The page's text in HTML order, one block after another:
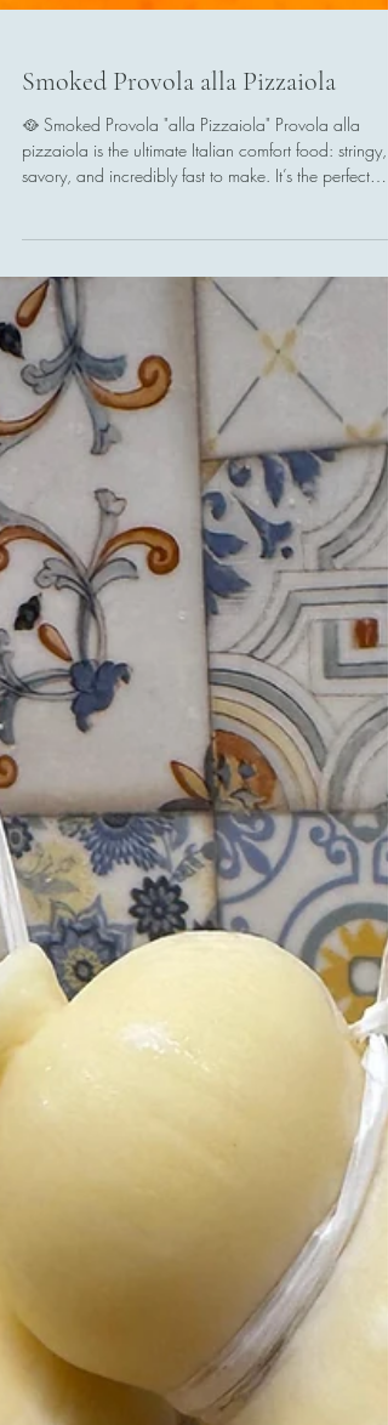
Smoked Provola alla Pizzaiola
🥘 Smoked Provola "alla Pizzaiola" Provola alla
savory, and incredibly fast to make. It’s the perfect
something truly delicious. 🛒 Ingredients (Serves 2)
Smoked Provola cheese: 300g (10 oz). Pro tip: Use
cheese from the day before so it’s firmer and less
watery. Peeled tomatoes or tomato purée: 250g
(approx. 1 cup). Garlic: 1 clove. Dried oregano: A
generous amount. E